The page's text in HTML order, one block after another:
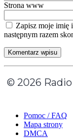
Strona www
Zapisz moje imię
następnym razem
© 2026
Pomoc / FAQ
Mapa strony
DMCA